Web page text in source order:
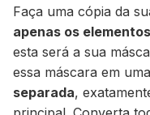
Faça uma cópia da
apenas os
esta será a sua
essa máscara em uma
separada,